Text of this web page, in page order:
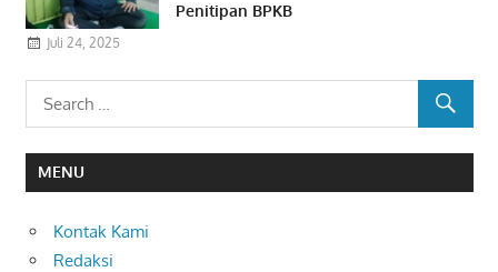
Penitipan BPKB
Juli 24, 2025
MENU
Kontak Kami
Redaksi